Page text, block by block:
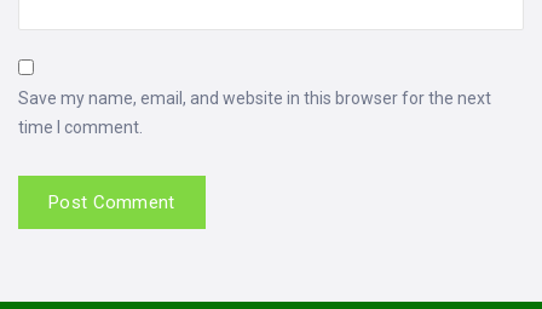
Save my name, email, and website in this browser for the next
time I comment.